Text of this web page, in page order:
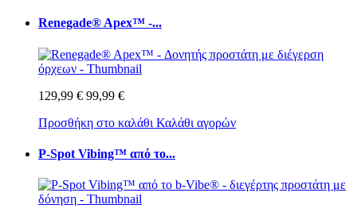
Renegade® Apex™ -...
129,99 € 99,99 €
Προσθήκη στο καλάθι Καλάθι αγορών
P-Spot Vibing™ από το...